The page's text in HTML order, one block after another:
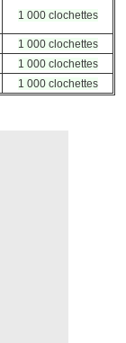
1 000 clochettes
1 000 clochettes
1 000 clochettes
1 000 clochettes